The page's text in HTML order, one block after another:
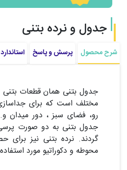
جدول و نرده بتنی
شرح محصول پرسش و پاسخ
جدول بتنی همان قطعات بتنی
مختلف است که برای
رو، فضای سبز ، دور میدان
جدول بتنی به دو صورت
گردند. نرده بتنی نیز برای
محوطه و دکوراتیو مورد